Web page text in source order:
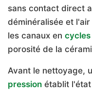
sans contact direct
déminéralisée et
les canaux en
porosité de la
Avant le nettoyage,
pression établit